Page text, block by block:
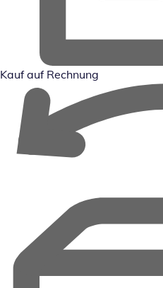
Kauf auf Rechnung